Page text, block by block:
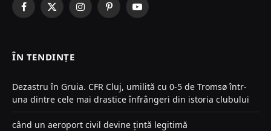
Facebook
X
InstagramPinterestYouTube
ÎN TENDINȚE
Dezastru în Gruia. CFR Cluj, umilită cu 0-5 de Tromsø într-
una dintre cele mai drastice înfrângeri din istoria clubului
când un aeroport civil devine țintă legitimă